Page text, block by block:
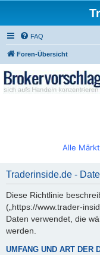
FAQ
Foren-Übersicht
Alle
Traderinside.de -
Diese Richtlinie
(„https://www.trader-
Daten verwendet, die
werden.
UMFANG UND ART DER